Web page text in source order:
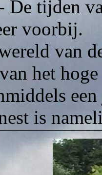
tijden
voorbij.
van
het
is